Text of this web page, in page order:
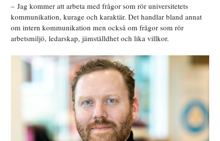
– Jag kommer att arbeta med frågor som rör universitetets
kommunikation, kurage och karaktär. Det handlar bland annat
om intern kommunikation men också om frågor som rör
arbetsmiljö, ledarskap, jämställdhet och lika villkor.